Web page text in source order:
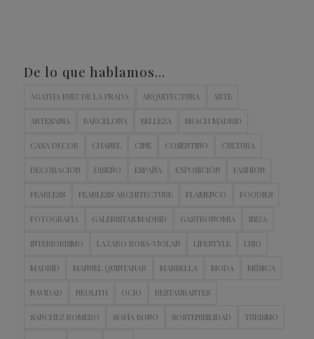
De lo que hablamos…
AGATHA RUIZ DE LA PRADA ARQUITECTURA ARTE
ARTESANIA BARCELONA BELLEZA BRACH MADRID
CASA DECOR CHANEL CINE COSENTINO CULTURA
DECORACION DISEÑO ESPAÑA EXPOSICIÓN FASHION
FEARLESS FEARLESS ARCHITECTURE FLAMENCO FOODIES
FOTOGRAFIA GALERISTAS MADRID GASTRONOMIA IBIZA
INTERIORISMO LAZARO ROSA-VIOLAN LIFESTYLE LUJO
MADRID MANUEL QUINTANAR MARBELLA MODA MÚSICA
NAVIDAD NEOLITH OCIO RESTAURANTES
SANCHEZ ROMERO SOFÍA BONO SOSTENIBILIDAD TURISMO